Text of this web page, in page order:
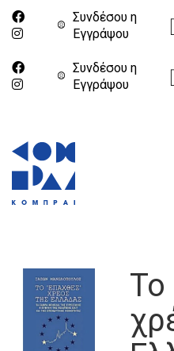
Συνδέσου η
Eγγράψου
Συνδέσου η
Eγγράψου
Το